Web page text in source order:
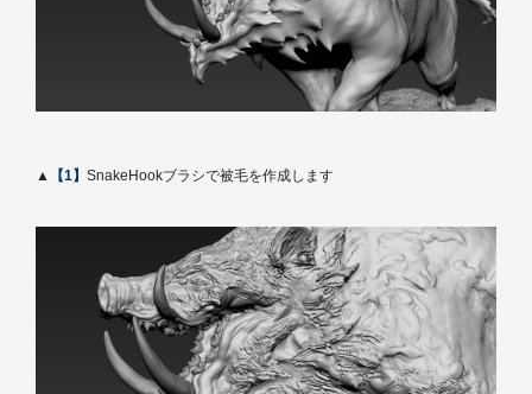
▲ 【1】 SnakeHookブラシで被毛を作成します